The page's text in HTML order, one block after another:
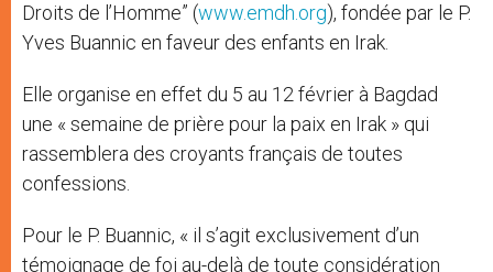
Droits de l’Homme” (www.emdh.org), fondée par le P.
Yves Buannic en faveur des enfants en Irak.
Elle organise en effet du 5 au 12 février à Bagdad
une « semaine de prière pour la paix en Irak » qui
rassemblera des croyants français de toutes
confessions.
Pour le P. Buannic, « il s’agit exclusivement d’un
témoignage de foi au-delà de toute considération